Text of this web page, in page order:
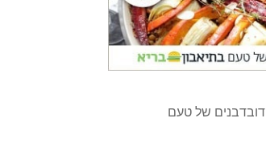
‏דובדבנים של טעם‏